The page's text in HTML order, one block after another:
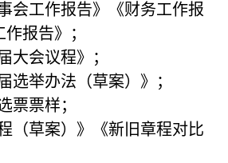
会工作报告》《财务工作报
报告》；
大会议程》；
选举办法（草案）》；
票票样；
（草案）》《新旧章程对比